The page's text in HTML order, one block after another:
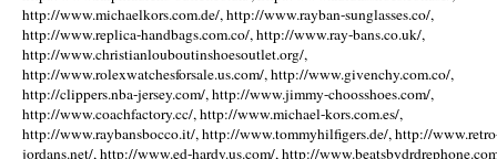
http://www.michaelkors.com.de/, http://www.rayban-sunglasses.co/,
http://www.replica-handbags.com.co/, http://www.ray-bans.co.uk/,
http://www.christianlouboutinshoesoutlet.org/,
http://www.rolexwatchesforsale.us.com/, http://www.givenchy.com.co/,
http://clippers.nba-jersey.com/, http://www.jimmy-choosshoes.com/,
http://www.coachfactory.cc/, http://www.michael-kors.com.es/,
http://www.raybansbocco.it/, http://www.tommyhilfigers.de/, http://
jordans.net/, http://www.ed-hardy.us.com/, http://